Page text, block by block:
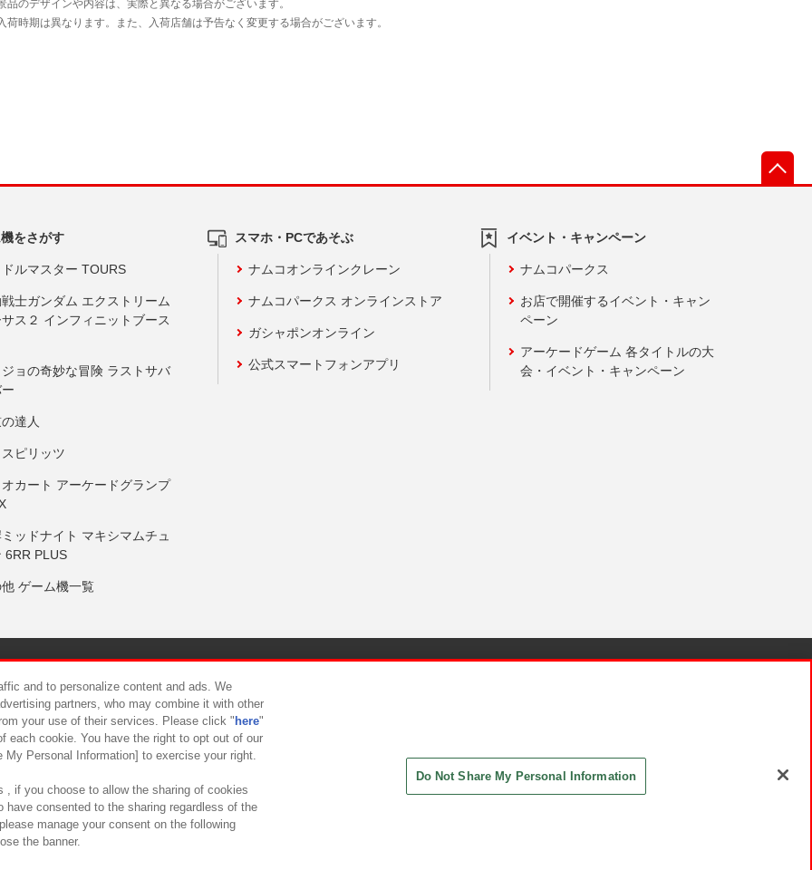
をさがす
ルマスター TOURS
士ガンダム エクストリーム
ス２ インフィニットブース
ョの奇妙な冒険 ラストサバ
達人
ピリッツ
カート アーケードグランプ
ッドナイト マキシマムチュ
6RR PLUS
ゲーム機一覧
スマホ・PCであそぶ
ナムコオンラインクレーン
ナムコパークス オンラインストア
ガシャポンオンライン
公式スマートフォンアプリ
イベント・キャンペーン
ナムコパークス
お店で開催するイベント・キャン
ペーン
アーケードゲーム 各タイトルの大
会・イベント・キャンペーン
について カスタマーハラスメント対応方針
and to personalize content and ads. We
partners, who may combine it with other
your use of their services. Please click " here"
each cookie. You have the right to opt out of our
Personal Information] to exercise your right.
, if you choose to allow the sharing of cookies
have consented to the sharing regardless of the
manage your consent on the following
the banner.
Do Not Share My Personal Information